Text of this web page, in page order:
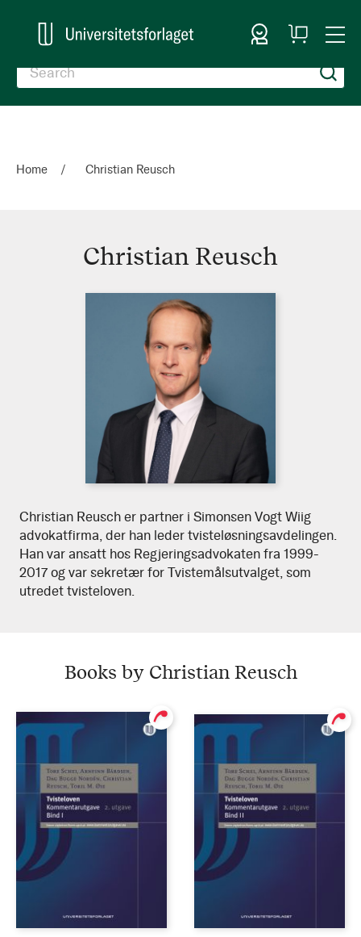
Sign In
My
Cart
Home Christian Reusch
Christian Reusch
high
resolution
portrait
Christian
Reusch
Christian Reusch er partner i Simonsen Vogt Wiig
advokatfirma, der han leder tvisteløsningsavdelingen.
Han var ansatt hos Regjeringsadvokaten fra 1999-
2017 og var sekretær for Tvistemålsutvalget, som
utredet tvisteloven.
Books by Christian Reusch